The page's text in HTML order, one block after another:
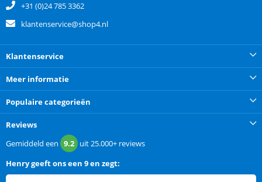
+31 (0)24 785 3362
klantenservice@shop4.nl
Klantenservice
Meer informatie
Populaire categorieën
Reviews
Gemiddeld een 9.2 uit25.000+ reviews
Henrygeeft ons een 9 en zegt: